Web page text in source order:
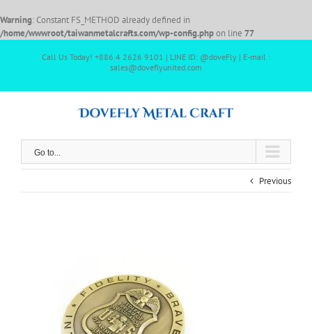
Warning: Constant FS_METHOD already defined in
/home/wwwroot/taiwanmetalcrafts.com/wp-config.phpon line 77
Call Us Today! +886 4 2626 9101 | LINE ID: @doveFly | E-mail :
sales@doveflyunited.com
Go to...
Previous